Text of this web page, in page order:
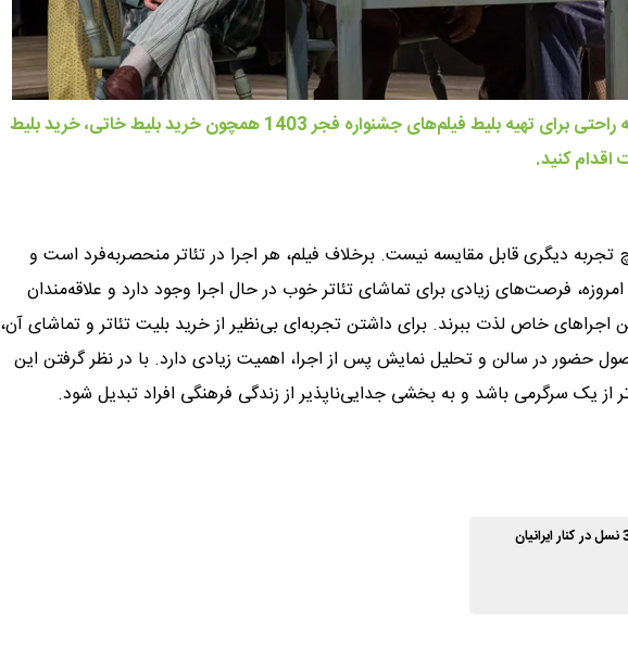
راحتی برای تهیه بلیطفیلم‌های جشنواره فجر 1403 همچونخرید بلیط خاتی، خرید بلیط
اقدام کنید.
تجربه دیگری قابل مقایسه نیست. برخلاف فیلم، هر اجرا در تئاتر منحصربه‌فرد است و
امروزه، فرصت‌های زیادی برای تماشای تئاتر خوب در حال اجرا وجود دارد و علاقه‌مندان
اجراهای خاص لذت ببرند. برای داشتن تجربه‌ای بی‌نظیر از خرید بلیت تئاتر و تماشای آن،
حضور در سالن و تحلیل نمایش پس از اجرا، اهمیت زیادی دارد. با در نظر گرفتن این
از یک سرگرمی باشد و به بخشی جدایی‌ناپذیر از زندگی فرهنگی افراد تبدیل شود.